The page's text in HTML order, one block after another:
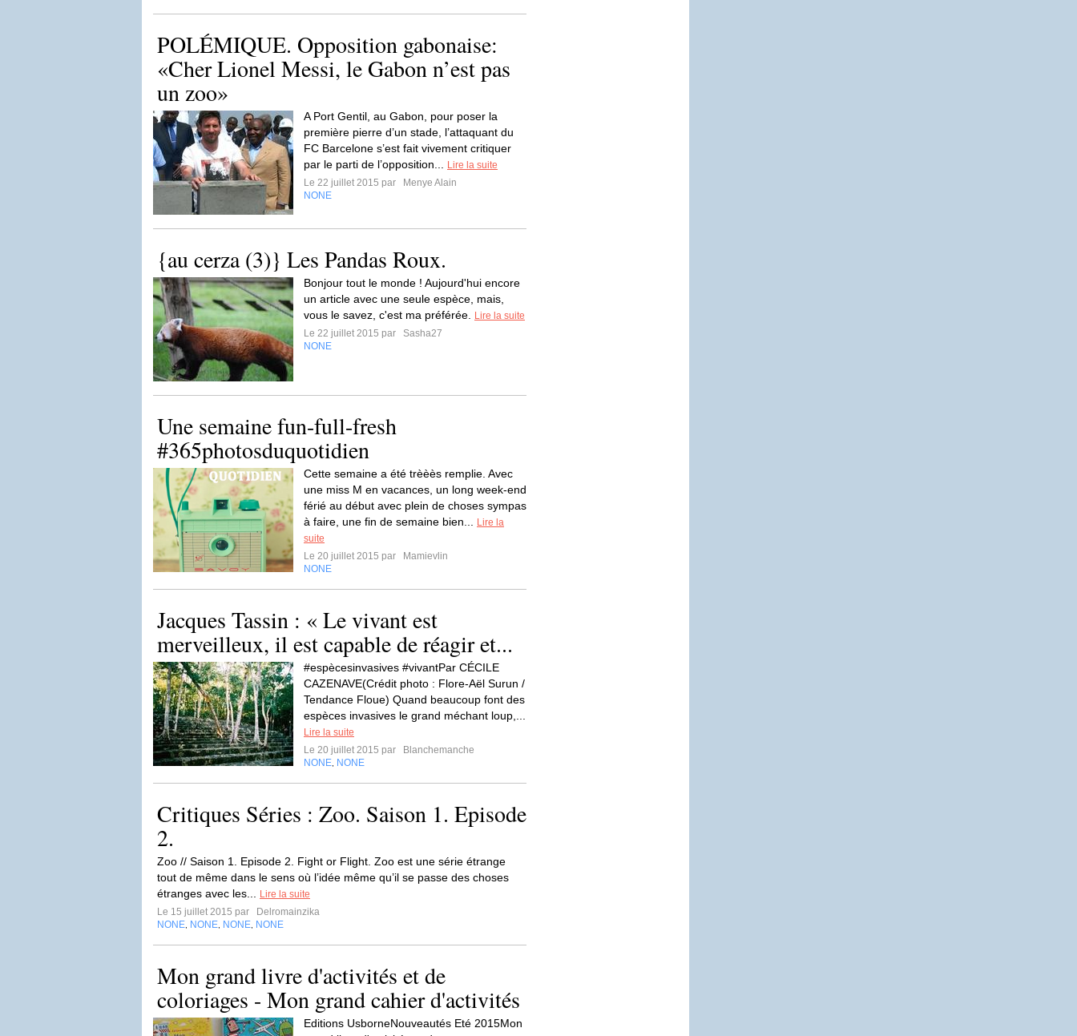
POLÉMIQUE. Opposition gabonaise:
«Cher Lionel Messi, le Gabon n’est pas
un zoo»
A Port Gentil, au Gabon, pour poser la
première pierre d’un stade, l’attaquant du
FC Barcelone s’est fait vivement critiquer
par le parti de l’opposition...
Lire la suite
Le 22 juillet 2015 par
Menye Alain
NONE
{au cerza (3)} Les Pandas Roux.
Bonjour tout le monde ! Aujourd'hui encore
un article avec une seule espèce, mais,
vous le savez, c'est ma préférée.
Lire la suite
Le 22 juillet 2015 par
Sasha27
NONE
Une semaine fun-full-fresh
#365photosduquotidien
Cette semaine a été trèèès remplie. Avec
une miss M en vacances, un long week-end
férié au début avec plein de choses sympas
à faire, une fin de semaine bien...
Lire la
suite
Le 20 juillet 2015 par
Mamievlin
NONE
Jacques Tassin : « Le vivant est
merveilleux, il est capable de réagir et...
#espècesinvasives #vivantPar CÉCILE
CAZENAVE(Crédit photo : Flore-Aël Surun /
Tendance Floue) Quand beaucoup font des
espèces invasives le grand méchant loup,...
Lire la suite
Le 20 juillet 2015 par
Blanchemanche
NONE NONE
Critiques Séries : Zoo. Saison 1. Episode
2.
Zoo // Saison 1. Episode 2. Fight or Flight. Zoo est une série étrange
tout de même dans le sens où l’idée même qu’il se passe des choses
étranges avec les...
Lire la suite
Le 15 juillet 2015 par
Delromainzika
NONE NONE NONE NONE
Mon grand livre d'activités et de
coloriages - Mon grand cahier d'activités
Editions UsborneNouveautés Eté 2015Mon